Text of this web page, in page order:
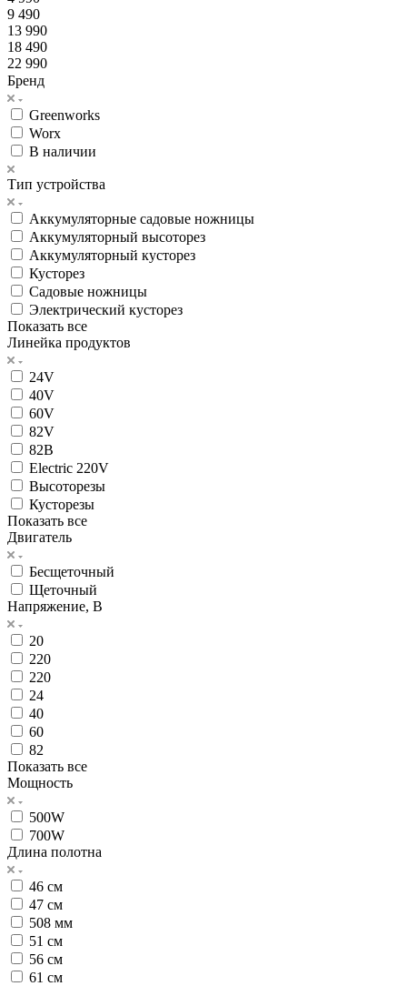
9 490
13 990
18 490
22 990
Бренд
Greenworks
Worx
В наличии
Тип устройства
Аккумуляторные садовые ножницы
Аккумуляторный высоторез
Аккумуляторный кусторез
Кусторез
Садовые ножницы
Электрический кусторез
Показать все
Линейка продуктов
24V
40V
60V
82V
82В
Electric 220V
Высоторезы
Кусторезы
Показать все
Двигатель
Бесщеточный
Щеточный
Напряжение, В
20
220
220
24
40
60
82
Показать все
Мощность
500W
700W
Длина полотна
46 см
47 см
508 мм
51 см
56 см
61 см